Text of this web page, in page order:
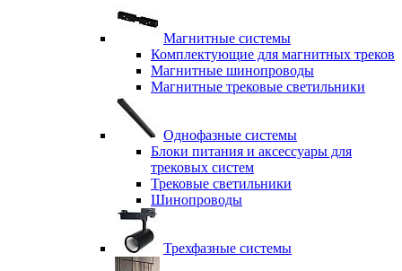
Магнитные системы
Комплектующие для магнитных треков
Магнитные шинопроводы
Магнитные трековые светильники
Однофазные системы
Блоки питания и аксессуары для
трековых систем
Трековые светильники
Шинопроводы
Трехфазные системы